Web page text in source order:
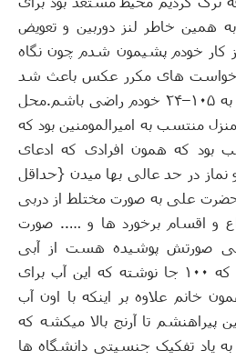
عکس گرفتن با لنز ۴۰۰ به همین خاطر لنز دوربین و تعویض
کار خودم پشیمون شدم چون نگاه
های مکرر عکس باعث شد
–۲۴ خودم راضی باشم .محل
منتسب به امیرالمومنین بود که
بود که همون افرادی که ادعای
نماز در حد عالی بها میدن {حداقل
علی به صورت مختلط از دربی
و اقسام برخورد ها و ….. صورت
صورتش پوشیده هست از آبی
استفاده میکنه برای وضو که ۱۰۰ جا نوشته که این آب برای
خانم علاوه بر اینکه با اون آب
پیراهنشم تا آرنج بالا میکشه که
به یاد تفکیک جنسیتی دانشگاه ها